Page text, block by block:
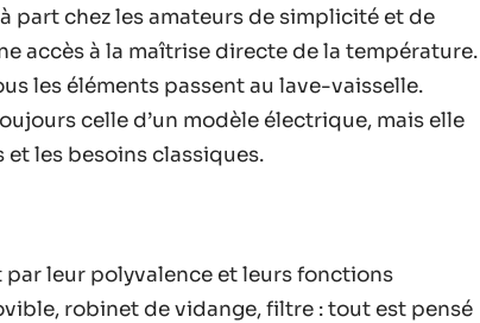
part chez les amateurs de simplicité et de
accès à la maîtrise directe de la température.
les éléments passent au lave-vaisselle.
celle d’un modèle électrique, mais elle
les besoins classiques.
par leur polyvalence et leurs fonctions
robinet de vidange, filtre : tout est pensé